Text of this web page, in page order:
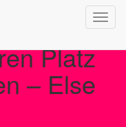
Platz
– Else